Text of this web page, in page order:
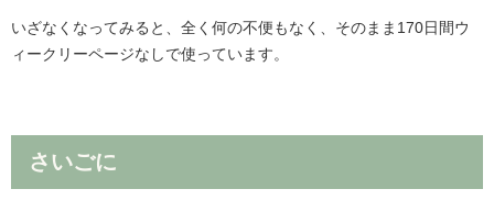
いざなくなってみると、全く何の不便もなく、そのまま170日間ウ
ィークリーページなしで使っています。
さいごに